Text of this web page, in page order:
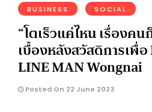
BUSINESS SOCIAL
“โตเร็วแค่ไหน เรื่องค
เบื้องหลังสวัสดิการเพื่
LINE MAN Wongnai
Posted On 22 June 2023